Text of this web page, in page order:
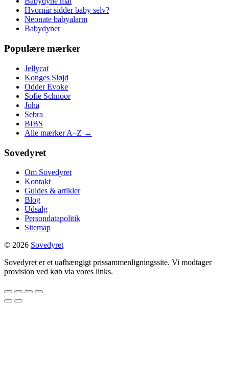
Hvornår sidder baby selv?
Neonate babyalarm
Babydyner
Populære mærker
Jellycat
Konges Sløjd
Odder Evoke
Sofie Schnoor
Joha
Sebra
BIBS
Alle mærker A–Z →
Sovedyret
Om Sovedyret
Kontakt
Guides & artikler
Blog
Udsalg
Persondatapolitik
Sitemap
© 2026 Sovedyret
Sovedyret er et uafhængigt prissammenligningssite. Vi modtager
provision ved køb via vores links.